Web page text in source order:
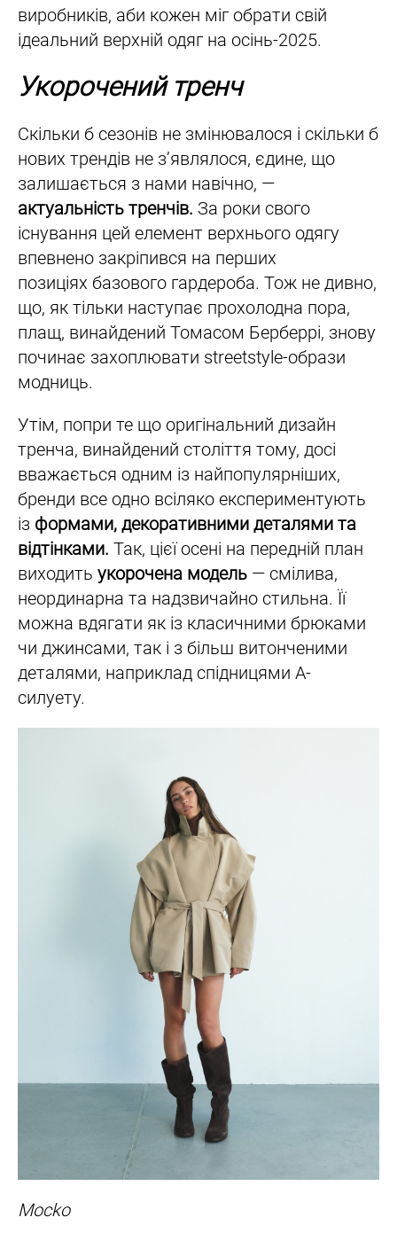
виробників, аби кожен міг обрати свій
ідеальний верхній одяг на осінь-2025.
Укорочений тренч
Скільки б сезонів не змінювалося і скільки б
нових трендів не з’являлося, єдине, що
залишається з нами навічно, —
актуальність тренчів. За роки свого
існування цей елемент верхнього одягу
впевнено закріпився на перших
позиціях базового гардероба. Тож не дивно,
що, як тільки наступає прохолодна пора,
плащ, винайдений Томасом Берберрі, знову
починає захоплювати streetstyle-образи
модниць.
Утім, попри те що оригінальний дизайн
тренча, винайдений століття тому, досі
вважається одним із найпопулярніших,
бренди все одно всіляко експериментують
із формами, декоративними деталями та
відтінками. Так, цієї осені на передній план
виходить укорочена модель — смілива,
неординарна та надзвичайно стильна. Її
можна вдягати як із класичними брюками
чи джинсами, так і з більш витонченими
деталями, наприклад спідницями A-
силуету.
Mocko